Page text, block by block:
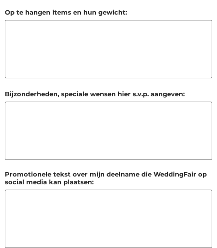
Op te hangen items en hun gewicht:
Bijzonderheden, speciale wensen hier s.v.p. aangeven:
Promotionele tekst over mijn deelname die WeddingFair op
social media kan plaatsen: